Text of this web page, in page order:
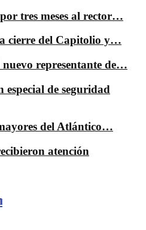
tres meses al rector…
cierre del Capitolio y…
representante de…
de seguridad
del Atlántico…
atención